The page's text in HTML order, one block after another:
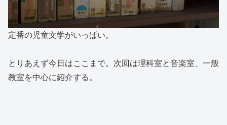
定番の児童文学がいっぱい。
とりあえず今日はここまで。次回は理科室と音楽室、一般
教室を中心に紹介する。